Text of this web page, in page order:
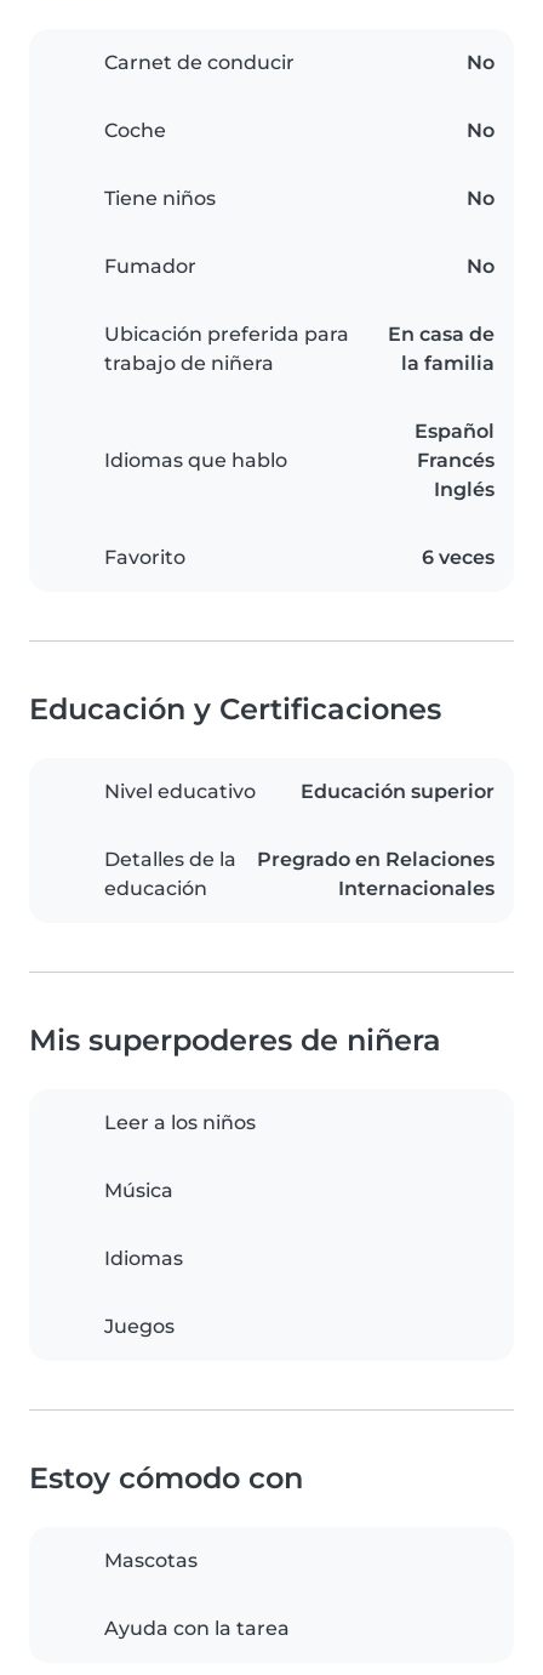
Carnet de conducir No
Coche No
Tiene niños No
Fumador No
Ubicación preferida para
trabajo de niñera
En casa de
la familia
Idiomas que hablo
Español
Francés
Inglés
Favorito 6 veces
Educación y Certificaciones
Nivel educativo Educación superior
Detalles de la
educación
Pregrado en Relaciones
Internacionales
Mis superpoderes de niñera
Leer a los niños
Música
Idiomas
Juegos
Estoy cómodo con
Mascotas
Ayuda con la tarea